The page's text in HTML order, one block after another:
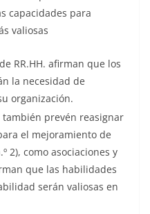
capacidades para
valiosas
RR.HH. afirman que los
la necesidad de
organización.
también prevén reasignar
el mejoramiento de
2), como asociaciones y
que las habilidades
serán valiosas en